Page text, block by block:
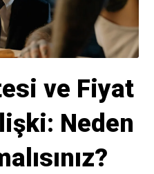
ve Fiyat
Neden